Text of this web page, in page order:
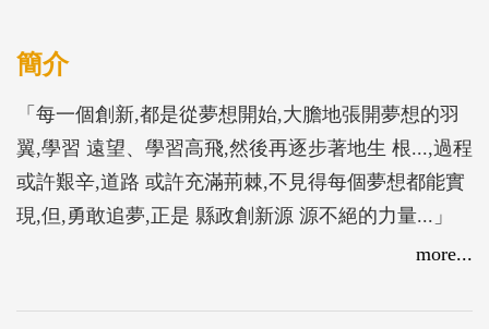
簡介
「每一個創新,都是從夢想開始,大膽地張開夢想的羽
翼,學習 遠望、學習高飛,然後再逐步著地生 根...,過程
或許艱辛,道路 或許充滿荊棘,不見得每個夢想都能實
現,但,勇敢追夢,正是 縣政創新源 源不絕的力量...」
千萬顆小太陽的升起 ，2014 年,正當反核及新能源議
漥地或魚塭「長出」一座座太陽能板塊,一片片會吸
more...